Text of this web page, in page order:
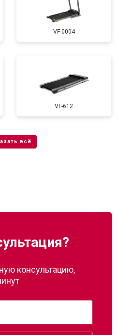
VF-0004
VF-612
консультацию,